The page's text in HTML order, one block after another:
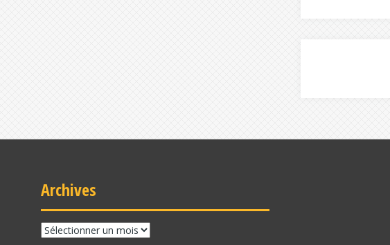
Archives
Archives